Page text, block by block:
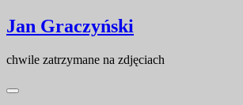
Skip
to
Skip
to
Jan Graczyński
chwile zatrzymane na zdjęciach